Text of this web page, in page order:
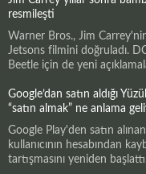
resmileşti
Warner Bros., Jim
Jetsons filmini doğruladı.
Beetle için de yeni
Google’dan satın aldığı
“satın almak” ne anlama
Google Play'den satın
kullanıcının hesabından
tartışmasını yeniden